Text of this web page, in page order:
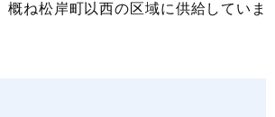
概ね松岸町以西の区域に供給していま